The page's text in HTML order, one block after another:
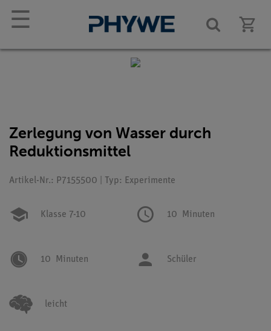
☰
Zerlegung von Wasser durch
Reduktionsmittel
Artikel-Nr.: P7155500 | Typ: Experimente
Klasse 7-10 10 Minuten
10 Minuten Schüler
leicht